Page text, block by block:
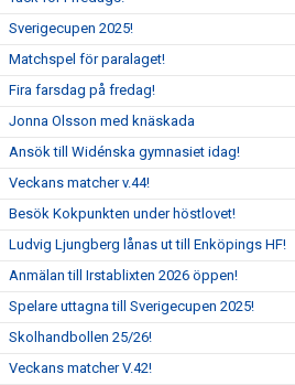
Sverigecupen 2025!
Matchspel för paralaget!
Fira farsdag på fredag!
Jonna Olsson med knäskada
Ansök till Widénska gymnasiet idag!
Veckans matcher v.44!
Besök Kokpunkten under höstlovet!
Ludvig Ljungberg lånas ut till Enköpings HF!
Anmälan till Irstablixten 2026 öppen!
Spelare uttagna till Sverigecupen 2025!
Skolhandbollen 25/26!
Veckans matcher V.42!